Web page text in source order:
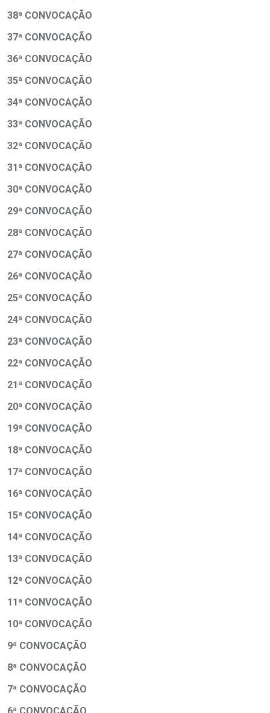
38ª CONVOCAÇÃO
37ª CONVOCAÇÃO
36ª CONVOCAÇÃO
35ª CONVOCAÇÃO
34ª CONVOCAÇÃO
33ª CONVOCAÇÃO
32ª CONVOCAÇÃO
31ª CONVOCAÇÃO
30ª CONVOCAÇÃO
29ª CONVOCAÇÃO
28ª CONVOCAÇÃO
27ª CONVOCAÇÃO
26ª CONVOCAÇÃO
25ª CONVOCAÇÃO
24ª CONVOCAÇÃO
23ª CONVOCAÇÃO
22ª CONVOCAÇÃO
21ª CONVOCAÇÃO
20ª CONVOCAÇÃO
19ª CONVOCAÇÃO
18ª CONVOCAÇÃO
17ª CONVOCAÇÃO
16ª CONVOCAÇÃO
15ª CONVOCAÇÃO
14ª CONVOCAÇÃO
13ª CONVOCAÇÃO
12ª CONVOCAÇÃO
11ª CONVOCAÇÃO
10ª CONVOCAÇÃO
9ª CONVOCAÇÃO
8ª CONVOCAÇÃO
7ª CONVOCAÇÃO